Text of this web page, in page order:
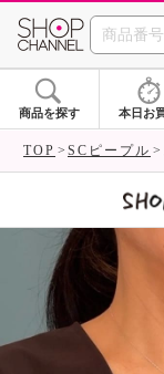
商品を探す 本日お
TOP SCピープル